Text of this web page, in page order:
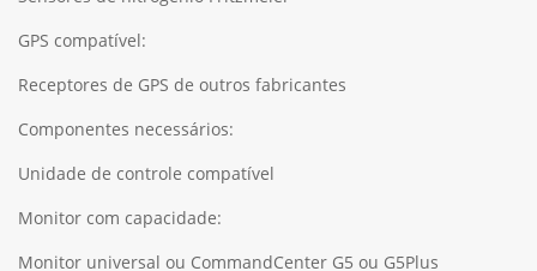
GPS compatível:
Receptores de GPS de outros fabricantes
Componentes necessários:
Unidade de controle compatível
Monitor com capacidade:
Monitor universal ou CommandCenter G5 ou G5Plus